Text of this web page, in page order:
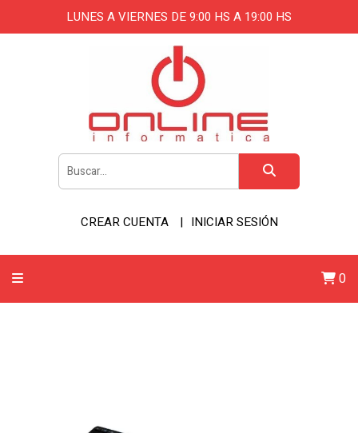
LUNES A VIERNES DE 9:00 HS A 19:00 HS
CREAR CUENTA INICIAR SESIÓN
0